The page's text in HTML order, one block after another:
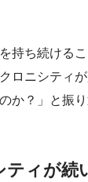
持ち続ける
ロニシティ
か？」と振り
ティが続